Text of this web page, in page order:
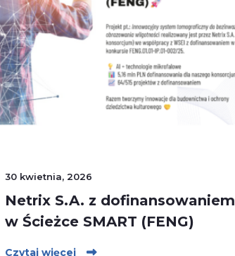
30 kwietnia, 2026
Netrix S.A. z dofinansowaniem
w Ścieżce SMART (FENG)
Czytaj więcej